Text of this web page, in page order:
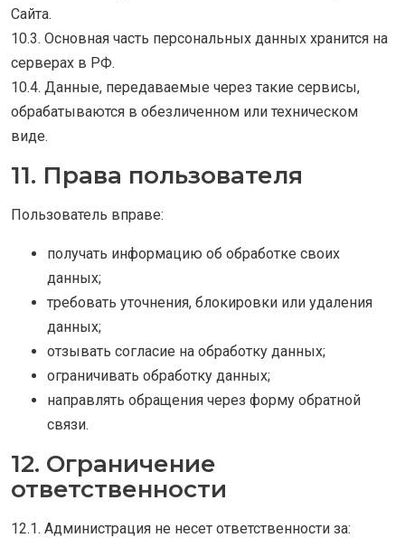
Сайта.
10.3. Основная часть персональных данных хранится на
серверах в РФ.
10.4. Данные, передаваемые через такие сервисы,
обрабатываются в обезличенном или техническом
виде.
11. Права пользователя
Пользователь вправе:
получать информацию об обработке своих
данных;
требовать уточнения, блокировки или удаления
данных;
отзывать согласие на обработку данных;
ограничивать обработку данных;
направлять обращения через форму обратной
связи.
12. Ограничение
ответственности
12.1. Администрация не несет ответственности за: